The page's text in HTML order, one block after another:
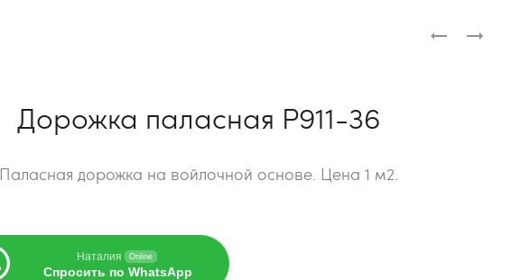
Дорожка паласная P911-36
Паласная дорожка на войлочной основе. Цена 1 м2.
Наталия Online
Спросить по WhatsApp